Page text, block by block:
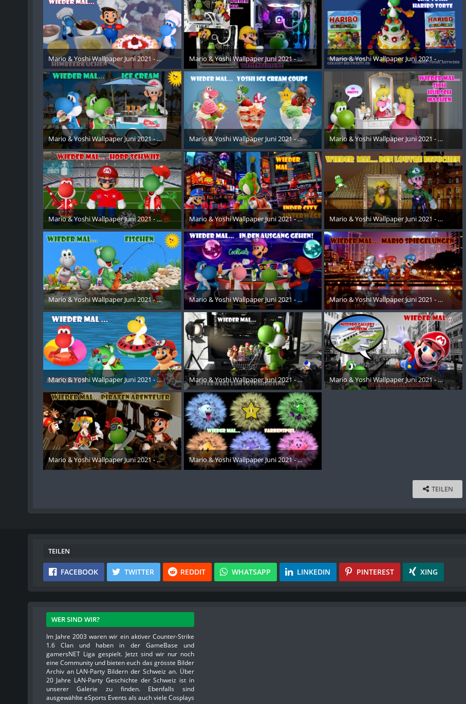
Mario & Yoshi Wallpaper Juni 2021 - 009
24. August 2021
Mario & Yoshi Wallpaper Juni 2021 - 010
24. August 2021
Mario & Yoshi Wallpaper Juni 2021 - 011
24. August 2021
Mario & Yoshi Wallpaper Juni 2021 - 012
24. August 2021
Mario & Yoshi Wallpaper Juni 2021 - 013
24. August 2021
Mario & Yoshi Wallpaper Juni 2021 - 014
24. August 2021
Mario & Yoshi Wallpaper Juni 2021 - 019
24. August 2021
Mario & Yoshi Wallpaper Juni 2021 - 020
24. August 2021
Mario & Yoshi Wallpaper Juni 2021 - 021
24. August 2021
Mario & Yoshi Wallpaper Juni 2021 - 022
24. August 2021
Mario & Yoshi Wallpaper Juni 2021 - 023
24. August 2021
Mario & Yoshi Wallpaper Juni 2021 - 024
24. August 2021
Mario & Yoshi Wallpaper Juni 2021 - 029
24. August 2021
Mario & Yoshi Wallpaper Juni 2021 - 001
24. August 2021
Mario & Yoshi Wallpaper Juni 2021 - 002
24. August 2021
Mario & Yoshi Wallpaper Juni 2021 - 003
24. August 2021
Mario & Yoshi Wallpaper Juni 2021 - 004
24. August 2021
TEILEN
TEILEN
FACEBOOK TWITTER REDDIT WHATSAPP LINKEDIN PINTEREST XING
WER SIND WIR?
Im Jahre 2003 waren wir ein aktiver Counter-Strike
1.6 Clan und haben in der GameBase und
gamersNET Liga gespielt. Jetzt sind wir nur noch
eine Community und bieten euch das grösste Bilder
Archiv an LAN-Party Bildern der Schweiz an. Über
20 Jahre LAN-Party Geschichte der Schweiz ist in
unserer Galerie zu finden. Ebenfalls sind
ausgewählte eSports Events als auch viele Cosplays